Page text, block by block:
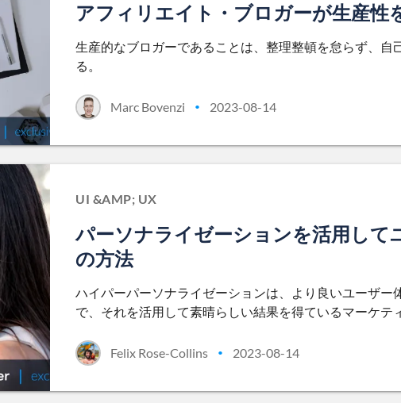
アフィリエイト・ブロガーが生産性
生産的なブロガーであることは、整理整頓を怠らず、
る。
Marc Bovenzi • 2023-08-14
UI &AMP; UX
パーソナライゼーションを活用して
の方法
ハイパーパーソナライゼーションは、より良いユーザー
で、それを活用して素晴らしい結果を得ているマーケテ
Felix Rose-Collins • 2023-08-14